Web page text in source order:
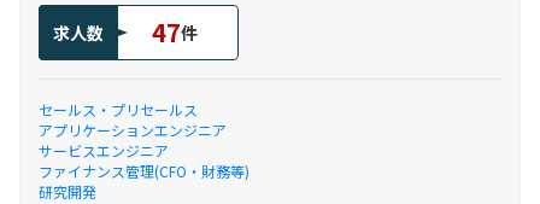
求人数 47件
セールス・プリセールス
アプリケーションエンジニア
サービスエンジニア
ファイナンス管理(CFO・財務等)
研究開発